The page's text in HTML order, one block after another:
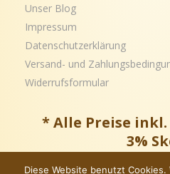
Unser Blog
Impressum
Datenschutzerklärung
Versand- und
Widerrufsformular
* Alle Preise
3%
Diese Website benutzt